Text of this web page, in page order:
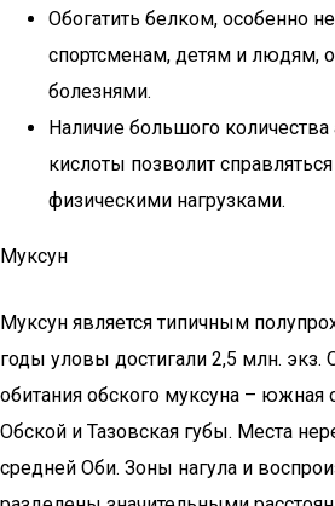
Обогатить белком, особенно
спортсменам, детям и людям,
болезнями.
Наличие большого
кислоты позволит
физическими нагрузками.
Муксун
Муксун является типичным
годы уловы достигали 2,5 млн. экз.
обитания обского муксуна – южная
Обской и Тазовская губы. Места
средней Оби. Зоны нагула и